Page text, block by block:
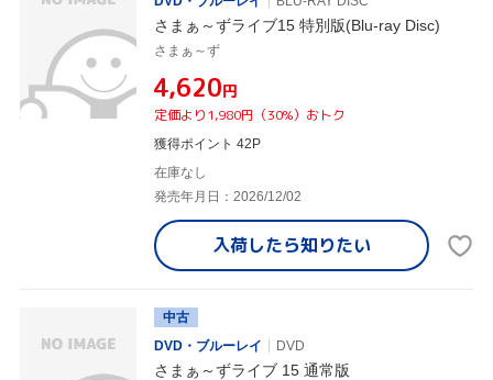
さまぁ～ずライブ15 特別版(Blu-ray Disc)
さまぁ～ず
¥4,620円
定価より1,980円（30%）おトク
獲得ポイント 42P
在庫なし
発売年月日：2026/12/02
入荷したら知りたい
中古
DVD・ブルーレイ
DVD
さまぁ～ずライブ 15 通常版